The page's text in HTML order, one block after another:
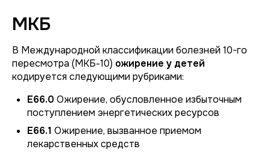
МКБ
В Международной классификации болезней 10-го
пересмотра (МКБ-10) ожирение у детей
кодируется следующими рубриками:
E66.0 Ожирение, обусловленное избыточным
поступлением энергетических ресурсов
E66.1 Ожирение, вызванное приемом
лекарственных средств